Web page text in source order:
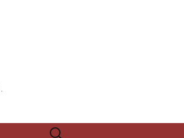
Rechercher :